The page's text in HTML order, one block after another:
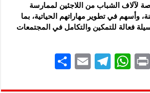
لآلاف الشباب من اللاجئين لممارسة
وأسهم في تطوير مهاراتهم الحياتية، بما
فعالة للتمكين والتكامل في المجتمعات
T
P
W
Te
E